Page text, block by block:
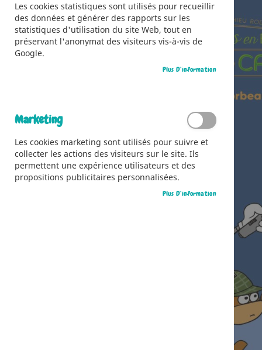
to
the
end
of
Les cookies statistiques sont utilisés pour recueillir
des données et générer des rapports sur les
statistiques d'utilisation du site Web, tout en
préservant l'anonymat des visiteurs vis-à-vis de
Google.
Plus D’information
Marketing
Les cookies marketing sont utilisés pour suivre et
collecter les actions des visiteurs sur le site. Ils
permettent une expérience utilisateurs et des
propositions publicitaires personnalisées.
Plus D’information